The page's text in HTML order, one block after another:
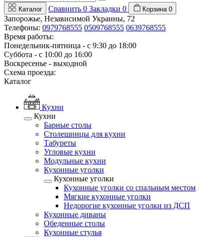
Каталог Сравнить 0 Закладки 0 Корзина 0
Запорожье, Независимой Украины, 72
Телефоны: 0979768555 0509768555 0639768555
Время работы:
Понедельник-пятница - с 9:30 до 18:00
Суббота - с 10:00 до 16:00
Воскресенье - выходной
Схема проезда:
Каталог
Кухни
Кухни
Барные столы
Столешницы для кухни
Табуреты
Угловые кухни
Модульные кухни
Кухонные уголки
Кухонные уголки
Кухонные уголки со спальным местом
Мягкие кухонные уголки
Недорогие кухонные уголки из ДСП
Кухонные диваны
Обеденные столы
Кухонные стулья